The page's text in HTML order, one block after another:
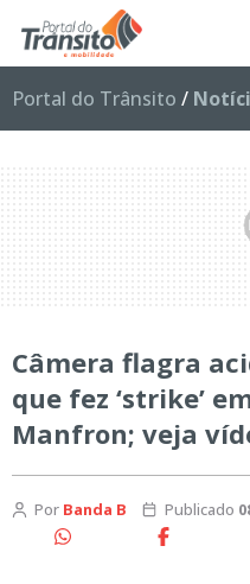
Portal do Trânsito /
Câmera flagra
que fez ‘strike’
Manfron; veja
Por Banda B Publicado